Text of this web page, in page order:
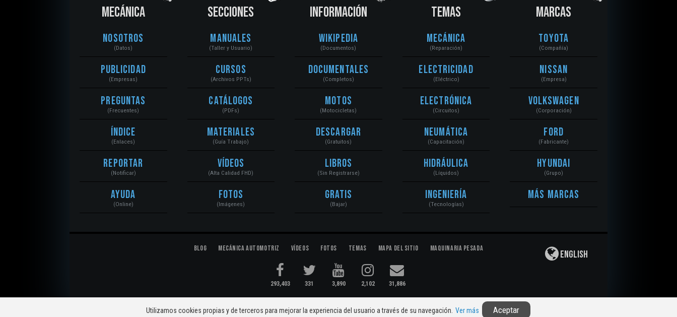
MECÁNICA
Nosotros
(Datos)
Publicidad
(Empresas)
Preguntas
(Frecuentes)
Índice
(Enlaces)
Reportar
(Notificar)
Ayuda
(Online)
SECCIONES
Manuales
(Taller y Usuario)
Cursos
(Archivos PPTs)
Catálogos
(PDFs)
Materiales
(Guía Trabajo)
Vídeos
(Alta Calidad FHD)
Fotos
(Imágenes)
INFORMACIÓN
Wikipedia
(Documentos)
Documentales
(Completos)
Motos
(Motocicletas)
Descargar
(Gratuitos)
Libros
(Sin Registrarse)
Gratis
(Bajar)
TEMAS
Mecánica
(Reparación)
Electricidad
(Eléctrico)
Electrónica
(Circuitos)
Neumática
(Capacitación)
Hidráulica
(Líquidos)
Ingeniería
(Tecnologías)
MARCAS
Toyota
(Compañía)
Nissan
(Empresa)
Volkswagen
(Corporación)
Ford
(Fabricante)
Hyundai
(Grupo)
Más Marcas
Blog Mecánica Automotriz Vídeos Fotos Temas Mapa del Sitio Maquinaria Pesada
293,403 331 3,890 2,102 31,886
English
|Derechos de Autor
Utilizamos cookies propias y de terceros para mejorar la experiencia del usuario a través de su navegación. Ver más Aceptar